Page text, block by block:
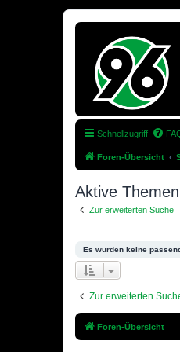
Schnellzugriff
Foren-Übersicht
Aktive Themen
Zur erweiterten Suche
Es wurden keine
Zur erweiterten
Foren-Übersicht